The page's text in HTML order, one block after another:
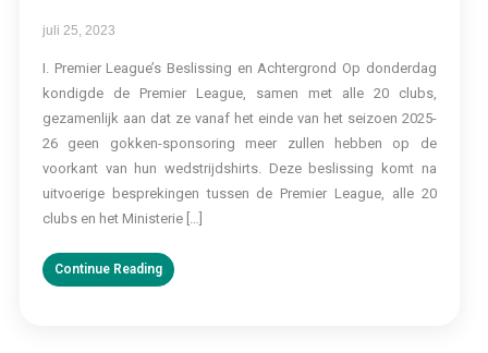
juli 25, 2023
I. Premier League’s Beslissing en Achtergrond Op donderdag
kondigde de Premier League, samen met alle 20 clubs,
gezamenlijk aan dat ze vanaf het einde van het seizoen 2025-
26 geen gokken-sponsoring meer zullen hebben op de
voorkant van hun wedstrijdshirts. Deze beslissing komt na
uitvoerige besprekingen tussen de Premier League, alle 20
clubs en het Ministerie […]
Continue Reading